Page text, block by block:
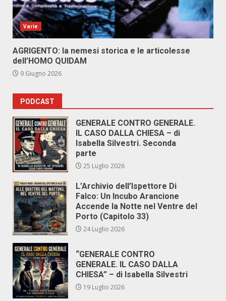
Varie
AGRIGENTO: la nemesi storica e le articolesse
dell’HOMO QUIDAM
9 Giugno 2026
PODCAST
GENERALE CONTRO GENERALE.
IL CASO DALLA CHIESA – di
Isabella Silvestri. Seconda
parte
25 Luglio 2026
L’Archivio dell’Ispettore Di
Falco: Un Incubo Arancione
Accende la Notte nel Ventre del
Porto (Capitolo 33)
24 Luglio 2026
“GENERALE CONTRO
GENERALE. IL CASO DALLA
CHIESA” – di Isabella Silvestri
19 Luglio 2026